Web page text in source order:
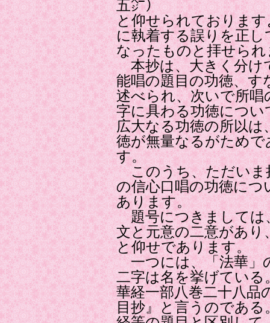
五㌻）
と仰せられておりま
に執着する誤りを正
なったものと拝せられ
本抄は、大きく分け
能唱の題目の功徳、す
述べられ、次いで所唱
字に具わる功徳につ
広大なる功徳の所以は
徳が無量なるがため
す。
このうち、ただいま
の信心口唱の功徳に
あります。
題号につきましては
文と元意の二意があ
と仰せであります。
一つには、「法華」
二字は名を挙げてい
華経一部八巻二十八品
目抄』と言うのであ